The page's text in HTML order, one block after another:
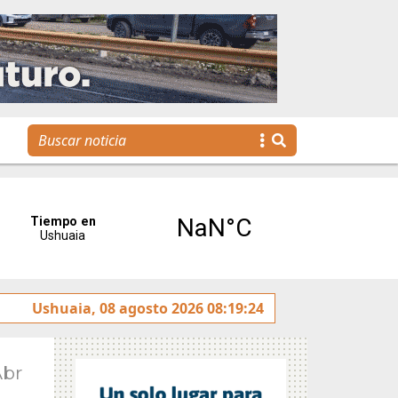
la avenida Héroes de Malvinas
Ushuaia, 08 agosto 2026 08:19:24